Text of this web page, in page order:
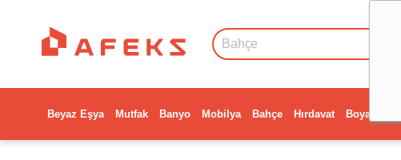
Beyaz Eşya Mutfak Banyo Mobilya Bahçe Hırdavat Boya